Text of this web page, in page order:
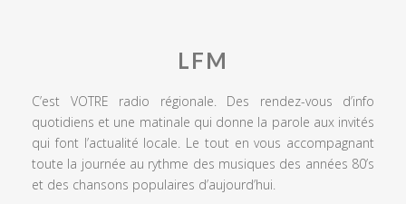
LFM
C’est VOTRE radio régionale. Des rendez-vous d’info
quotidiens et une matinale qui donne la parole aux invités
qui font l’actualité locale. Le tout en vous accompagnant
toute la journée au rythme des musiques des années 80’s
et des chansons populaires d’aujourd’hui.